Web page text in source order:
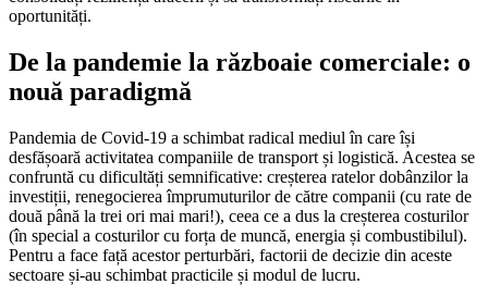
oportunități.
De la pandemie la războaie comerciale: o
nouă paradigmă
Pandemia de Covid-19 a schimbat radical mediul în care își
desfășoară activitatea companiile de transport și logistică. Acestea se
confruntă cu dificultăți semnificative: creșterea ratelor dobânzilor la
investiții, renegocierea împrumuturilor de către companii (cu rate de
două până la trei ori mai mari!), ceea ce a dus la creșterea costurilor
(în special a costurilor cu forța de muncă, energia și combustibilul).
Pentru a face față acestor perturbări, factorii de decizie din aceste
sectoare și-au schimbat practicile și modul de lucru.